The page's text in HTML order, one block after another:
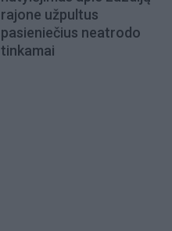
rajone užpultus
pasieniečius neatrodo
tinkamai